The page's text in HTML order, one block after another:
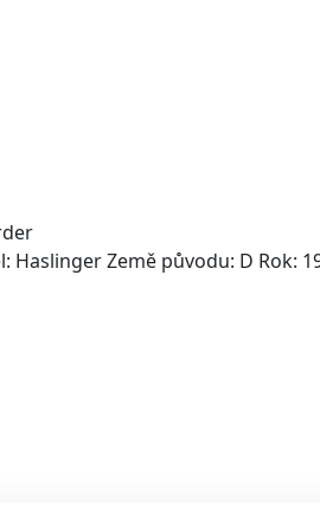
Haslinger Země původu: D Rok: